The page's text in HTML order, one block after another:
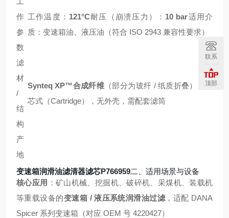
作
参
数
工作温度： 121°C耐压（崩溃压力）： 10 bar适用介
质：变速箱油、液压油（符合 ISO 2943 兼容性要求）
滤
材
/
结
构
Synteq XP™合成纤维 （部分为玻纤 / 纸质折叠），滤
芯式（Cartridge），无外壳，需配套滤筒
产
地
变速箱润滑油滤清器滤芯P766959二、适用场景与设备
核心应用 ：矿山机械、挖掘机、破碎机、采煤机、装载机
等重载设备的变速箱 / 液压系统润滑油过滤 ，适配 DANA
Spicer 系列变速箱（对应 OEM 号 4220427）
联系
顶部